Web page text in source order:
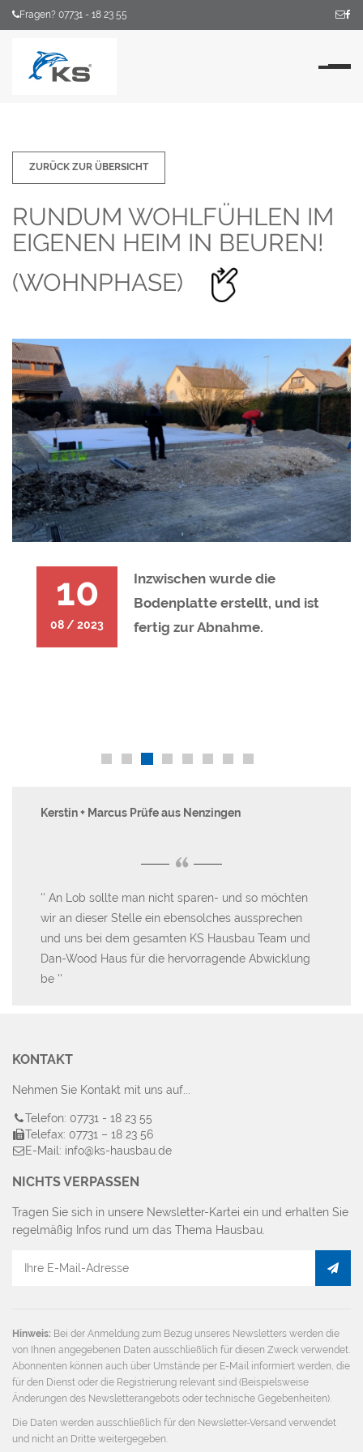
Fragen? 07731 - 18 23 55
ZURÜCK ZUR ÜBERSICHT
RUNDUM WOHLFÜHLEN IM
EIGENEN HEIM IN BEUREN!
(WOHNPHASE)
10
08 / 2023
Inzwischen wurde die
Bodenplatte erstellt, und ist
fertig zur Abnahme.
Kerstin + Marcus Prüfe aus Nenzingen
“
An Lob sollte man nicht sparen- und so möchten
wir an dieser Stelle ein ebensolches aussprechen
und uns bei dem gesamten KS Hausbau Team und
Dan-Wood Haus für die hervorragende Abwicklung
be
KONTAKT
Nehmen Sie Kontakt mit uns auf...
Telefon: 07731 - 18 23 55
Telefax: 07731 – 18 23 56
E-Mail: info@ks-hausbau.de
NICHTS VERPASSEN
Tragen Sie sich in unsere Newsletter-Kartei ein und erhalten Sie
regelmäßig Infos rund um das Thema Hausbau.
Hinweis: Bei der Anmeldung zum Bezug unseres Newsletters werden die
von Ihnen angegebenen Daten ausschließlich für diesen Zweck verwendet.
Abonnenten können auch über Umstände per E-Mail informiert werden, die
für den Dienst oder die Registrierung relevant sind (Beispielsweise
Änderungen des Newsletterangebots oder technische Gegebenheiten).
Die Daten werden ausschließlich für den Newsletter-Versand verwendet
und nicht an Dritte weitergegeben.